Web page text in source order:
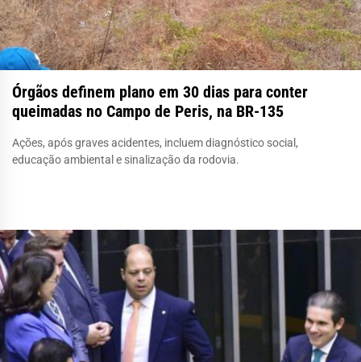
Órgãos definem plano em 30 dias para conter
queimadas no Campo de Peris, na BR-135
Ações, após graves acidentes, incluem diagnóstico social,
educação ambiental e sinalização da rodovia.